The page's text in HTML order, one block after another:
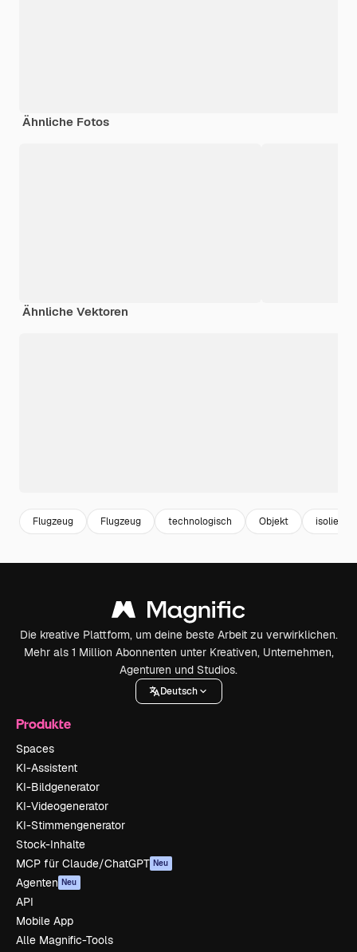
Ähnliche Fotos
Ähnliche Vektoren
Flugzeug Flugzeug technologisch Objekt isoliert
Die kreative Plattform, um deine beste Arbeit zu verwirklichen.
Mehr als 1 Million Abonnenten unter Kreativen, Unternehmen,
Agenturen und Studios.
Deutsch
Produkte
Spaces
KI-Assistent
KI-Bildgenerator
KI-Videogenerator
KI-Stimmengenerator
Stock-Inhalte
MCP für Claude/ChatGPT Neu
Agenten Neu
API
Mobile App
Alle Magnific-Tools